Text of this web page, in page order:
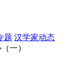
题 汉学家动态
一）